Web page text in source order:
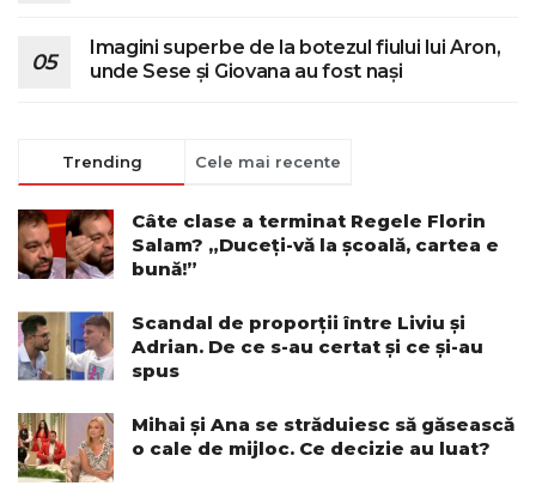
Imagini superbe de la botezul fiului lui Aron,
unde Sese și Giovana au fost nași
Trending Cele mai recente
Câte clase a terminat Regele Florin
Salam? „Duceți-vă la școală, cartea e
bună!”
Scandal de proporții între Liviu și
Adrian. De ce s-au certat și ce și-au
spus
Mihai și Ana se străduiesc să găsească
o cale de mijloc. Ce decizie au luat?